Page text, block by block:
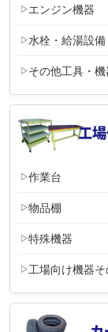
エンジン機器
水栓・給湯設備
その他工具・
作業台
物品棚
特殊機器
工場向け機器